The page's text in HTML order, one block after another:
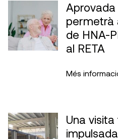
Aprovada
permetrà
de HNA-
al RETA
Més
Una